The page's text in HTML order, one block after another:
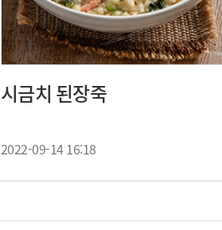
시금치 된장죽
2022-09-14 16:18